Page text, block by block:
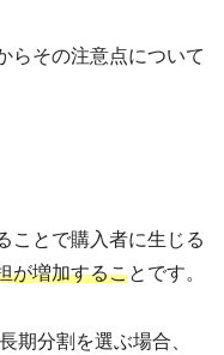
らその注意点について
ことで購入者に生じる
が増加することです。
期分割を選ぶ場合、